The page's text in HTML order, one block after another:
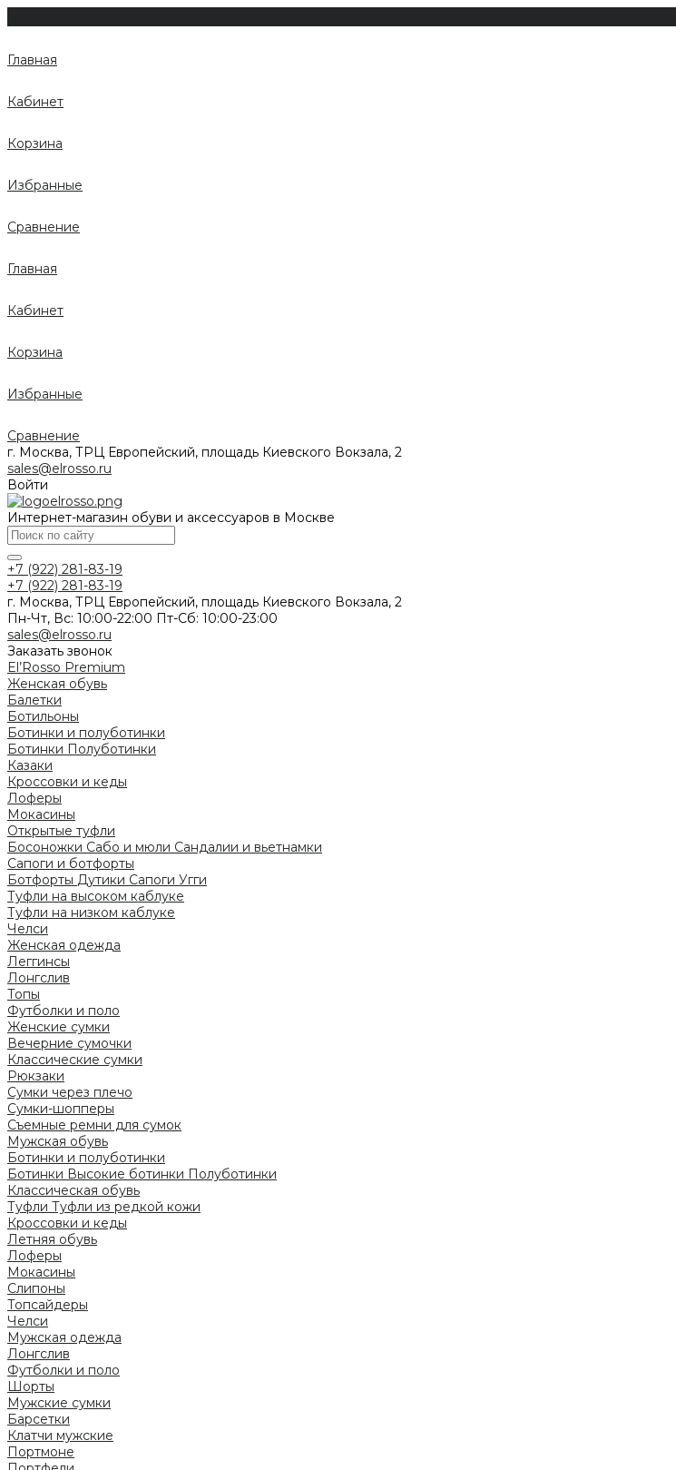
Главная
Кабинет
Корзина
Избранные
Сравнение
Главная
Кабинет
Корзина
Избранные
Сравнение
г. Москва, ТРЦ Европейский, площадь Киевского Вокзала, 2
sales@elrosso.ru
Войти
Интернет-магазин обуви и аксессуаров в Москве
+7 (922) 281-83-19
+7 (922) 281-83-19
г. Москва, ТРЦ Европейский, площадь Киевского Вокзала, 2
Пн-Чт, Вс: 10:00-22:00 Пт-Сб: 10:00-23:00
sales@elrosso.ru
Заказать звонок
El’Rosso Premium
Женская обувь
Балетки
Ботильоны
Ботинки и полуботинки
Ботинки Полуботинки
Казаки
Кроссовки и кеды
Лоферы
Мокасины
Открытые туфли
Босоножки Сабо и мюли Сандалии и вьетнамки
Сапоги и ботфорты
Ботфорты Дутики Сапоги Угги
Туфли на высоком каблуке
Туфли на низком каблуке
Челси
Женская одежда
Леггинсы
Лонгслив
Топы
Футболки и поло
Женские сумки
Вечерние сумочки
Классические сумки
Рюкзаки
Сумки через плечо
Сумки-шопперы
Съемные ремни для сумок
Мужская обувь
Ботинки и полуботинки
Ботинки Высокие ботинки Полуботинки
Классическая обувь
Туфли Туфли из редкой кожи
Кроссовки и кеды
Летняя обувь
Лоферы
Мокасины
Слипоны
Топсайдеры
Челси
Мужская одежда
Лонгслив
Футболки и поло
Шорты
Мужские сумки
Барсетки
Клатчи мужские
Портмоне